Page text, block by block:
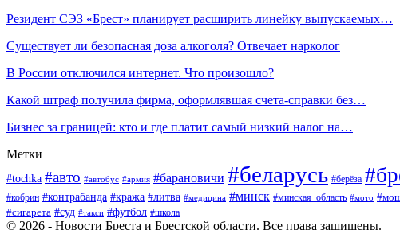
Резидент СЭЗ «Брест» планирует расширить линейку выпускаемых…
Существует ли безопасная доза алкоголя? Отвечает нарколог
В России отключился интернет. Что произошло?
Какой штраф получила фирма, оформлявшая счета-справки без…
Бизнес за границей: кто и где платит самый низкий налог на…
Метки
#tochka #авто #автобус #армия #барановичи #беларусь #берёза
#кобрин #контрабанда #кража #литва #медицина #минск #минская_область #мото
#сигарета #суд #такси #футбол #школа
© 2026 - Новости Бреста и Брестской области. Все права защищены.